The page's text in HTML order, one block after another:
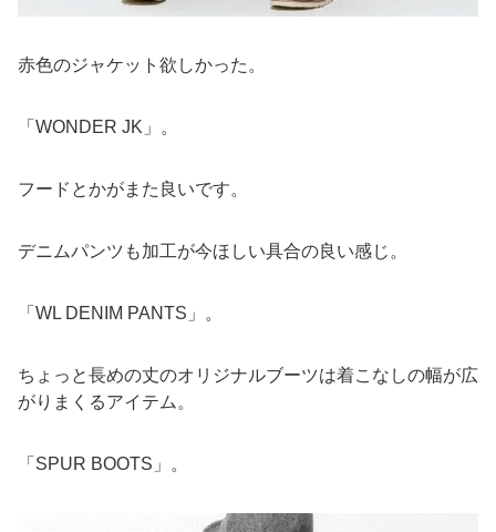
赤色のジャケット欲しかった。
「WONDER JK」。
フードとかがまた良いです。
デニムパンツも加工が今ほしい具合の良い感じ。
「WL DENIM PANTS」。
ちょっと長めの丈のオリジナルブーツは着こなしの幅が広
がりまくるアイテム。
「SPUR BOOTS」。